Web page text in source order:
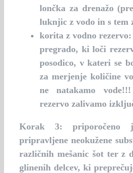
lončka za drenažo
luknjic z vodo in s tem
korita z vodno
pregrado, ki loči
posodico, v kateri se
za merjenje količine
ne natakamo
rezervo zalivamo
Korak 3:
pripravljene neokužene
različnih mešanic šot ter z
glinenih delcev, ki